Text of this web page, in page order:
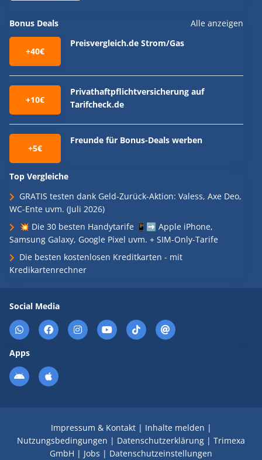
Bonus Deals Alle anzeigen
+40€
Preisvergleich.de Strom/Gas
+10€
Privathaftpflichtversicherung auf
Tarifcheck.de
+5€
Freunde für Bonus-Deals werben
Top Vergleiche
GRATIS testen dank Geld-Zurück-Aktion: Valess, Axe Deo,
WC-Ente uvm. (Juli 2026)
💥 Die 30 besten Handytarife 📱➡️ Apple iPhone,
Samsung Galaxy, Google Pixel uvm. + SIM-Only-Tarife
Die besten kostenlosen Kreditkarten - mit
Kredikartenrechner
Social Media
Apps
Impressum & Kontakt| Inhalte melden |
Nutzungsbedingungen | Datenschutzerklärung | Trimexa
GmbH | Jobs | Datenschutzeinstellungen